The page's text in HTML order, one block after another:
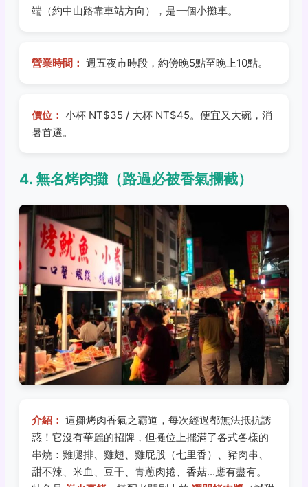
端（約中山路靠車站方向），是一個小攤車。
營業時間： 週五夜市時段，約傍晚5點至晚上10點。
價位： 小杯 NT$35 / 大杯 NT$45。便宜又大碗，消
暑首選。
4. 無名烤肉攤（路過必被香氣攔截）
介紹： 這攤烤肉香氣之霸道，每次經過都無法抵抗誘
惑！它沒有華麗的招牌，但攤位上擺滿了各式各樣的
串燒：雞腿排、雞翅、雞屁股（七里香）、豬肉串、
甜不辣、米血、豆干、青蔥肉捲、香菇...應有盡有。